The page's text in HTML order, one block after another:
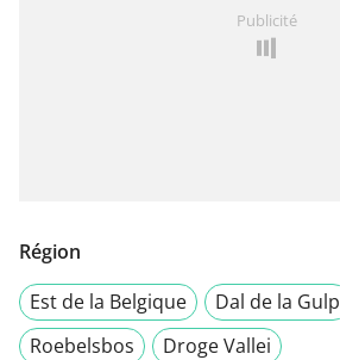
Publicité
Région
Est de la Belgique
Dal de la Gulp
Roebelsbos
Droge Vallei